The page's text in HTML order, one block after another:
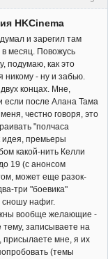
HKCinema
и зарегил там
месяц. Повожусь
подумаю, как это
никому - ну и забью.
концах. Мне,
если после Алана Тама
честно говоря, это
"полчаса
идея, премьеры
какой-нить Келли
19 (с анонсом
может еще разок-
три "боевика"
сношу нафиг.
вообще желающие -
тему, записываете на
присылаете мне, я их
(темы